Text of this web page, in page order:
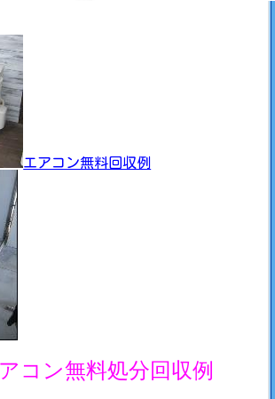
エアコン無料回収例
コン無料処分回収例